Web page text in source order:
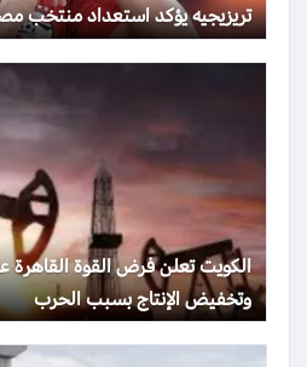
تريزيجيه يؤكد استعداد منتخب
الكويت تعلن فرض القوة القاهرة
وتخفيض الإنتاج بسبب الحرب